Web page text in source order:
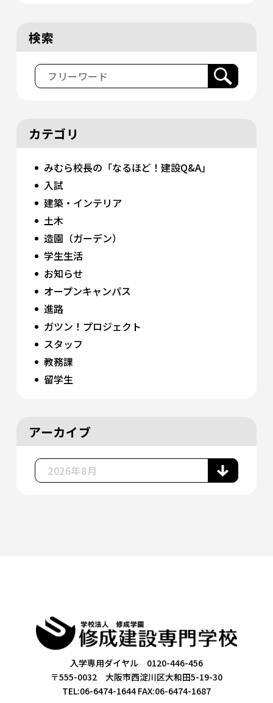
検索
カテゴリ
みむら校長の「なるほど！建設Q&A」
入試
建築・インテリア
土木
造園（ガーデン）
学生生活
お知らせ
オープンキャンパス
進路
ガツン！プロジェクト
スタッフ
教務課
留学生
アーカイブ
入学専用ダイヤル 0120-446-456
〒555-0032 大阪市西淀川区大和田5-19-30
TEL:06-6474-1644FAX:06-6474-1687